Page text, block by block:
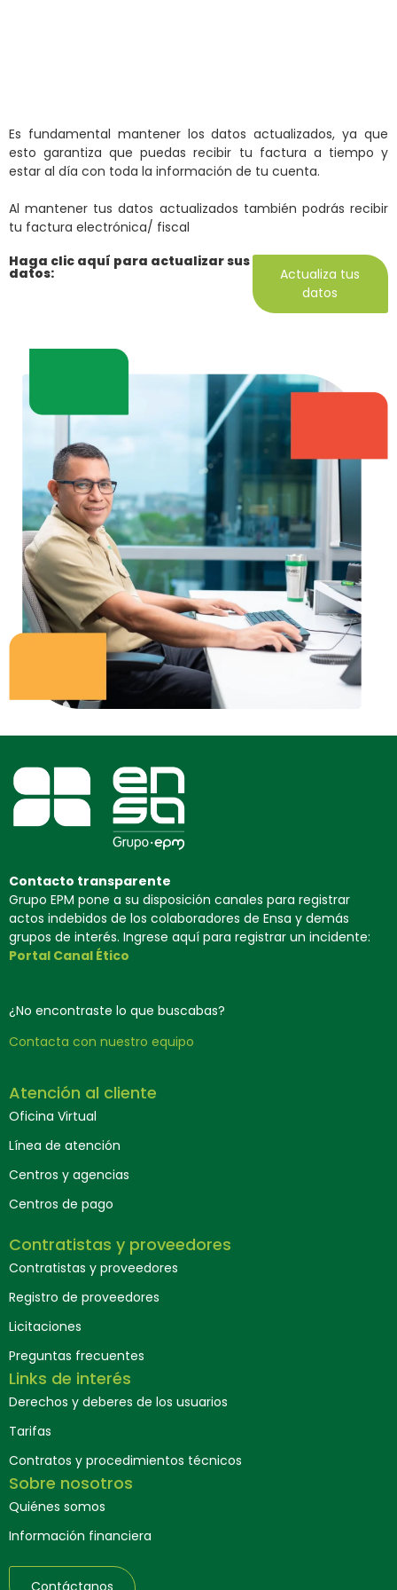
Es fundamental mantener los datos actualizados, ya que
esto garantiza que puedas recibir tu factura a tiempo y
estar al día con toda la información de tu cuenta.
Al mantener tus datos actualizados también podrás recibir
tu factura electrónica/ fiscal
Haga clic aquí para actualizar sus
datos:
Actualiza tus
datos
Contacto transparente
Grupo EPM pone a su disposición canales para registrar
actos indebidos de los colaboradores de Ensa y demás
grupos de interés. Ingrese aquí para registrar un incidente:
Portal Canal Ético
¿No encontraste lo que buscabas?
Contacta con nuestro equipo
Atención al cliente
Oficina Virtual
Línea de atención
Centros y agencias
Centros de pago
Contratistas y proveedores
Contratistas y proveedores
Registro de proveedores
Licitaciones
Preguntas frecuentes
Links de interés
Derechos y deberes de los usuarios
Tarifas
Contratos y procedimientos técnicos
Sobre nosotros
Quiénes somos
Información financiera
Contáctanos